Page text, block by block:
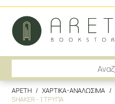
ΑΡΕΤΗ ΧΑΡΤΙΚΑ-ΑΝΑΛΩΣΙΜΑ
SHAKER - 1 ΤΡΥΠΑ